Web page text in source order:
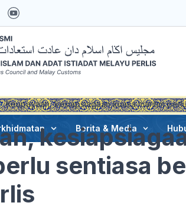
Berita & Media
Keupayaan, kesiapsiagaan kuasa maritim
sentiasa